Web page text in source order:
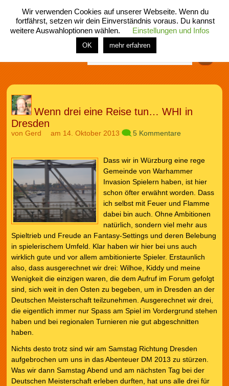
menü
home rubrik buch comic spiel fotos shop
Wenn drei eine Reise tun… WHI in
Dresden
von Gerd am 14. Oktober 2013 5 Kommentare
Dass wir in Würzburg eine rege
Gemeinde von Warhammer
Invasion Spielern haben, ist hier
schon öfter erwähnt worden. Dass
ich selbst mit Feuer und Flamme
dabei bin auch. Ohne Ambitionen
natürlich, sondern viel mehr aus
Spieltrieb und Freude an Fantasy-Settings und deren Belebung
in spielerischem Umfeld. Klar haben wir hier bei uns auch
wirklich gute und vor allem ambitionierte Spieler. Erstaunlich
also, dass ausgerechnet wir drei: Wilhoe, Kiddy und meine
Wenigkeit die einzigen waren, die dem Aufruf im Forum gefolgt
sind, sich weit in den Osten zu begeben, um in Dresden an der
Deutschen Meisterschaft teilzunehmen. Ausgerechnet wir drei,
die eigentlich immer nur Spass am Spiel im Vordergrund stehen
haben und bei regionalen Turnieren nie gut abgeschnitten
haben.
Nichts desto trotz sind wir am Samstag Richtung Dresden
aufgebrochen um uns in das Abenteuer DM 2013 zu stürzen.
Was wir dann Samstag Abend und am nächsten Tag bei der
Deutschen Meisterschaft erleben durften, hat uns alle drei für
Wir verwenden Cookies auf unserer Webseite. Wenn du
fortfährst, setzen wir dein Einverständnis voraus. Du kannst
weitere Auswahloptionen wählen.
Einstellungen und Infos
OK mehr erfahren